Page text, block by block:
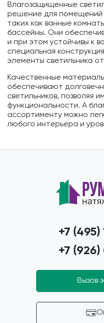
Влагозащищенные
решение для помещений
таких как ванные
бассейны. Они
и при этом устойчивы к
специальная
элементы светильника
Качественные
обеспечивают
светильников, позволяя
функциональности. А
ассортименту можно
любого интерьера и
+7
+7
Вызов